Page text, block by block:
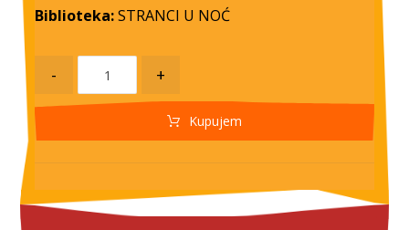
Biblioteka: STRANCI U NOĆ
- +
Kupujem